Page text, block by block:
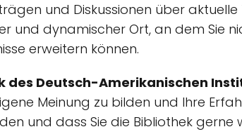
und Diskussionen über
und dynamischer Ort, an dem Sie
erweitern können.
des Deutsch-Amerikanischen
Meinung zu bilden und Ihre
und dass Sie die Bibliothek